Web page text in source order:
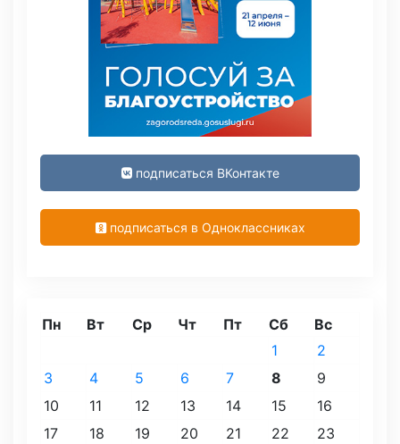
подписаться ВКонтакте
подписаться в Одноклассниках
Пн Вт Ср Чт Пт Сб Вс
1
2
3
4 5 6 7 8
9
10
11 12 13 14 15
16
17
18 19 20 21 22
23